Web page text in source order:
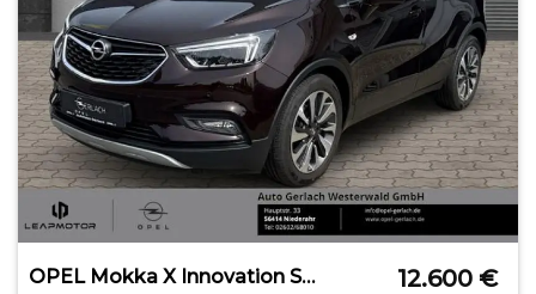
OPEL Mokka X Innovation Start Stop Navi Apple CarPlay 12.600 €